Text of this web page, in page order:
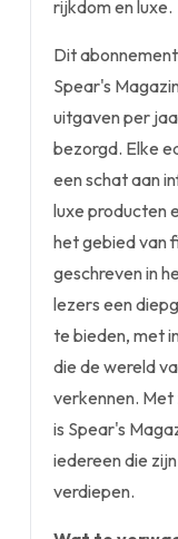
rijkdom en luxe.
Dit
Spear's
uitgaven per
bezorgd. Elke
een schat aan
luxe producten
het gebied van
geschreven in
lezers een
te bieden, met
die de wereld
verkennen. Met
is Spear's
iedereen die
verdiepen.